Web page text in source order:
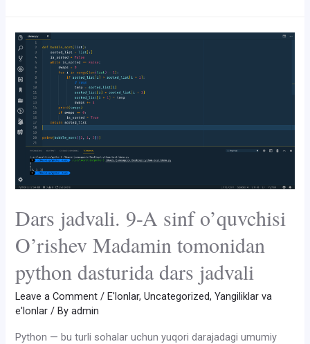
Dars jadvali. 9-A sinf o’quvchisi
O’rishev Madamin tomonidan
python dasturida dars jadvali
Leave a Comment /E'lonlar,Uncategorized,Yangiliklar va
e'lonlar / Byadmin
Python — bu turli sohalar uchun yuqori darajadagi umumiy